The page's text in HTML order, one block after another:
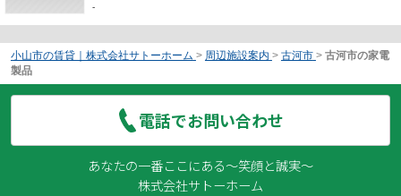
-
小山市の賃貸｜株式会社サトーホーム > 周辺施設案内 > 古河市 > 古河市の家電
製品
電話でお問い合わせ
あなたの一番ここにある～笑顔と誠実～
株式会社サトーホーム